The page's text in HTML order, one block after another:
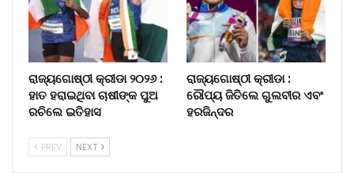
ରାଜ୍ୟଗୋଷ୍ଠୀ କ୍ରୀଡା ୨୦୨୬ :
ହାତ ହରାଇଥିବା ଚାଷୀଙ୍କ ପୁଅ
ରଚିଲେ ଇତିହାସ
ରାଜ୍ୟଗୋଷ୍ଠୀ କ୍ରୀଡା :
ରୌପ୍ୟ ଜିତିଲେ ଗୁଲବୀର ଏବଂ
ହରଜିନ୍ଦର
PREV NEXT